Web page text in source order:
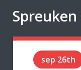
Spreuken
sep 26th